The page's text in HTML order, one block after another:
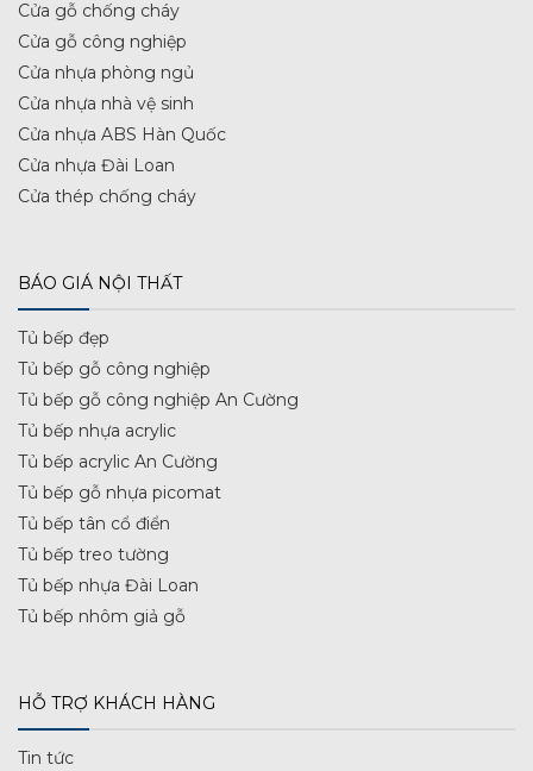
Cửa gỗ chống cháy
Cửa gỗ công nghiệp
Cửa nhựa phòng ngủ
Cửa nhựa nhà vệ sinh
Cửa nhựa ABS Hàn Quốc
Cửa nhựa Đài Loan
Cửa thép chống cháy
BÁO GIÁ NỘI THẤT
Tủ bếp đẹp
Tủ bếp gỗ công nghiệp
Tủ bếp gỗ công nghiệp An Cường
Tủ bếp nhựa acrylic
Tủ bếp acrylic An Cường
Tủ bếp gỗ nhựa picomat
Tủ bếp tân cổ điển
Tủ bếp treo tường
Tủ bếp nhựa Đài Loan
Tủ bếp nhôm giả gỗ
HỖ TRỢ KHÁCH HÀNG
Tin tức